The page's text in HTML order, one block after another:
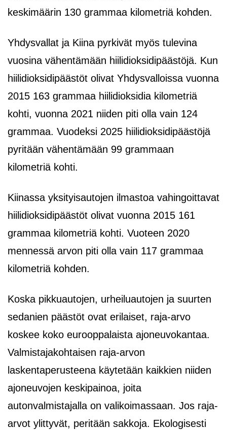
keskimäärin 130 grammaa kilometriä kohden.
Yhdysvallat ja Kiina pyrkivät myös tulevina
vuosina vähentämään hiilidioksidipäästöjä. Kun
hiilidioksidipäästöt olivat Yhdysvalloissa vuonna
2015 163 grammaa hiilidioksidia kilometriä
kohti, vuonna 2021 niiden piti olla vain 124
grammaa. Vuodeksi 2025 hiilidioksidipäästöjä
pyritään vähentämään 99 grammaan
kilometriä kohti.
Kiinassa yksityisautojen ilmastoa vahingoittavat
hiilidioksidipäästöt olivat vuonna 2015 161
grammaa kilometriä kohti. Vuoteen 2020
mennessä arvon piti olla vain 117 grammaa
kilometriä kohden.
Koska pikkuautojen, urheiluautojen ja suurten
sedanien päästöt ovat erilaiset, raja-arvo
koskee koko eurooppalaista ajoneuvokantaa.
Valmistajakohtaisen raja-arvon
laskentaperusteena käytetään kaikkien niiden
ajoneuvojen keskipainoa, joita
autonvalmistajalla on valikoimassaan. Jos raja-
arvot ylittyvät, peritään sakkoja. Ekologisesti